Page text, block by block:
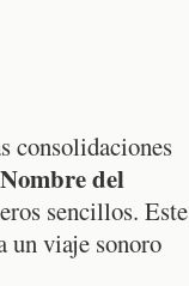
consolidaciones
Nombre del
sencillos. Este
un viaje sonoro